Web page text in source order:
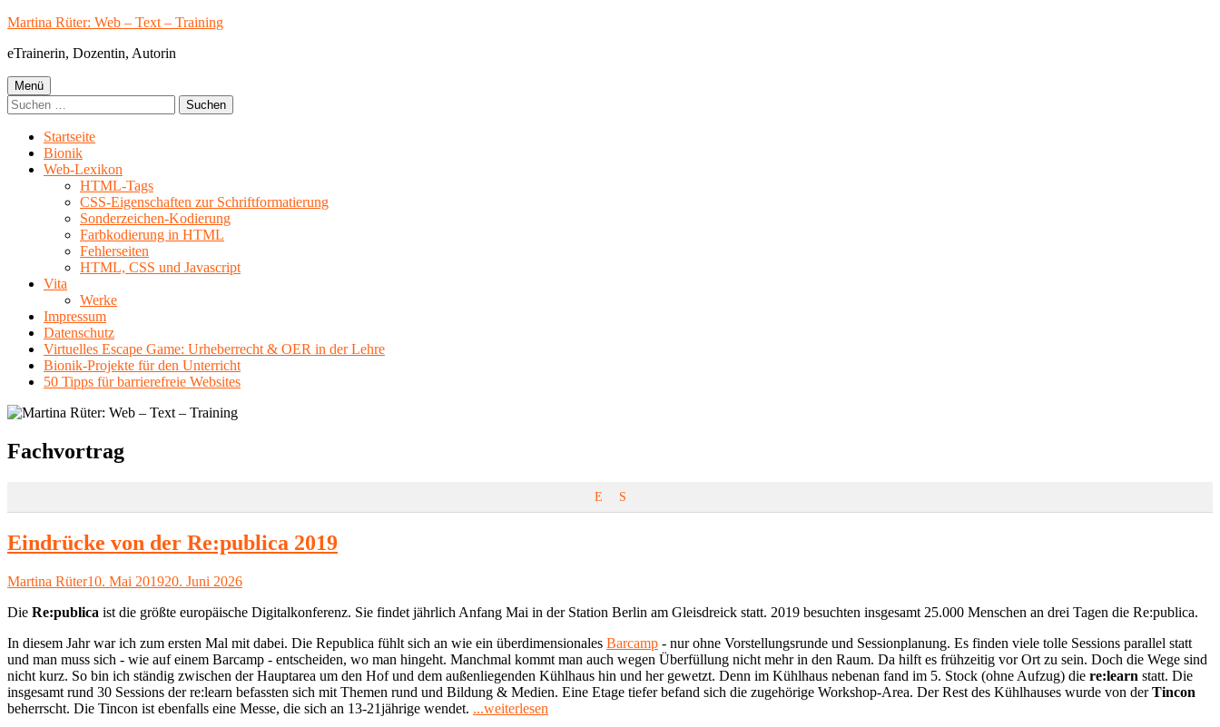
Springe
Inhalt
Martina Rüter: Web – Text – Training
eTrainerin, Dozentin, Autorin
Primäres
Menü
Menü
Suchen
nach:
Startseite
Bionik
Web-Lexikon
HTML-Tags
CSS-Eigenschaften zur Schriftformatierung
Sonderzeichen-Kodierung
Farbkodierung in HTML
Fehlerseiten
HTML, CSS und Javascript
Vita
Werke
Impressum
Datenschutz
Virtuelles Escape Game: Urheberrecht & OER in der Lehre
Bionik-Projekte für den Unterricht
50 Tipps für barrierefreie Websites
Schlagwort:
Fachvortrag
E S
Eindrücke von der Re:publica 2019
Autor
Martina RüterVeröffentlicht
10. Mai 201920. Juni 2026
Die Re:publica ist die größte europäische Digitalkonferenz. Sie findet jährlich Anfang Mai in der Station Berlin am Gleisdreick statt. 2019 besuchten insgesamt 25.000 Menschen an drei Tagen die Re:publica.
In diesem Jahr war ich zum ersten Mal mit dabei. Die Republica fühlt sich an wie ein überdimensionales Barcamp - nur ohne Vorstellungsrunde und Sessionplanung. Es finden viele tolle Sessions parallel statt
und man muss sich - wie auf einem Barcamp - entscheiden, wo man hingeht. Manchmal kommt man auch wegen Überfüllung nicht mehr in den Raum. Da hilft es frühzeitig vor Ort zu sein. Doch die Wege sind
nicht kurz. So bin ich ständig zwischen der Hauptarea um den Hof und dem außenliegenden Kühlhaus hin und her gewetzt. Denn im Kühlhaus nebenan fand im 5. Stock (ohne Aufzug) die re:learn statt. Die
insgesamt rund 30 Sessions der re:learn befassten sich mit Themen rund und Bildung & Medien. Eine Etage tiefer befand sich die zugehörige Workshop-Area. Der Rest des Kühlhauses wurde von derTincon
beherrscht. Die Tincon ist ebenfalls eine Messe, die sich an 13-21jährige wendet. ...weiterlesen